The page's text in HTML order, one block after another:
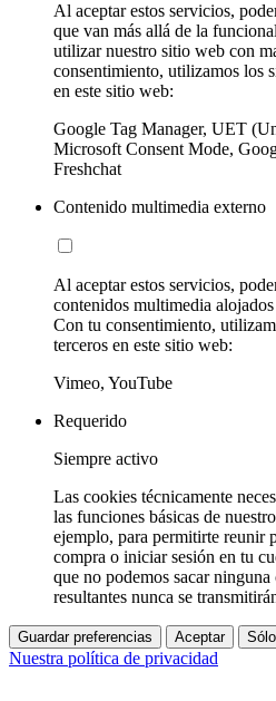
Al aceptar estos servicios,
que van más allá de la
utilizar nuestro sitio web con
consentimiento, utilizamos los
en este sitio web:
Google Tag Manager, UET
Microsoft Consent Mode,
Freshchat
Contenido multimedia externo
Al aceptar estos servicios,
contenidos multimedia
Con tu consentimiento,
terceros en este sitio web:
Vimeo, YouTube
Requerido
Siempre activo
Las cookies técnicamente
las funciones básicas de
ejemplo, para permitirte reunir
compra o iniciar sesión en tu
que no podemos sacar
resultantes nunca se
Guardar preferencias Aceptar
Nuestra política de privacidad